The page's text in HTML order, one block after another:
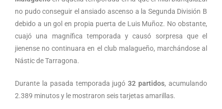
no pudo conseguir el ansiado ascenso a la Segunda División B
debido a un gol en propia puerta de Luis Muñoz. No obstante,
cuajó una magnífica temporada y causó sorpresa que el
jienense no continuara en el club malagueño, marchándose al
Nástic de Tarragona.
Durante la pasada temporada jugó32 partidos, acumulando
2.389 minutos y le mostraron seis tarjetas amarillas.